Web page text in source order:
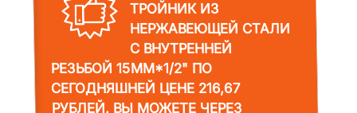
ТРОЙНИК ИЗ
НЕРЖАВЕЮЩЕЙ СТАЛИ
С ВНУТРЕННЕЙ
РЕЗЬБОЙ 15MM*1/2" ПО
СЕГОДНЯШНЕЙ ЦЕНЕ 216,67
РУБЛЕЙ, ВЫ МОЖЕТЕ ЧЕРЕЗ